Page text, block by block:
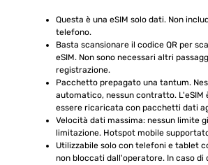
Questa è una eSIM solo dati. Non
telefono.
Basta scansionare il codice QR per
eSIM. Non sono necessari altri
registrazione.
Pacchetto prepagato una tantum.
automatico, nessun contratto. L'eSIM
essere ricaricata con pacchetti dati
Velocità dati massima: nessun limite
limitazione. Hotspot mobile
Utilizzabile solo con telefoni e tablet
non bloccati dall'operatore. In caso di